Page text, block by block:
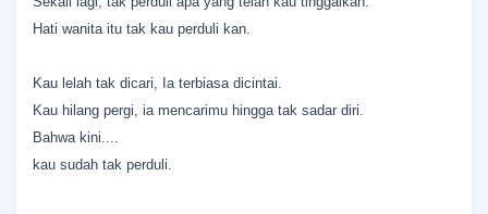
Hati wanita itu tak kau perduli kan.
Kau lelah tak dicari, Ia terbiasa dicintai.
Kau hilang pergi, ia mencarimu hingga tak sadar diri.
Bahwa kini....
kau sudah tak perduli.